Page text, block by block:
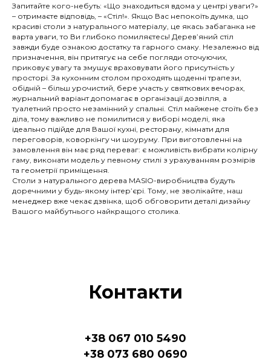
Запитайте кого-небуть: «Що знаходиться вдома у центрі уваги?»
– отримаєте відповідь, – «Стіл!». Якщо Вас непокоїть думка, що
красиві столи з натурального матеріалу, це якась забаганка не
варта уваги, то Ви глибоко помиляєтесь! Дерев’яний стіл
завжди буде ознакою достатку та гарного смаку. Незалежно від
призначення, він притягує на себе погляди оточуючих,
приковує увагу та змушує враховувати його присутність у
просторі. За кухонним столом проходять щоденні трапези,
обідній – більш урочистий, бере участь у святкових вечорах,
журнальний варіант допомагає в організації дозвілля, а
туалетний просто незамінний у спальні. Стіл майжене стоїть без
діла, тому важливо не помилитися у виборі моделі, яка
ідеально підійде для Вашої кухні, ресторану, кімнати для
переговорів, коворкінгу чи шоуруму. При виготовленні на
замовлення він має ряд переваг: є можливість вибрати колірну
гаму, виконати модель у певному стилі з урахуванням розмірів
та геометрії приміщення.
Столи з натурального дерева MASIO-виробництва будуть
доречними у будь-якому інтер’єрі. Тому, не зволікайте, наш
менеджер вже чекає дзвінка, щоб обговорити деталі дизайну
Вашого майбутнього найкращого столика.
Контакти
+38 067 010 5490
+38 073 680 0690